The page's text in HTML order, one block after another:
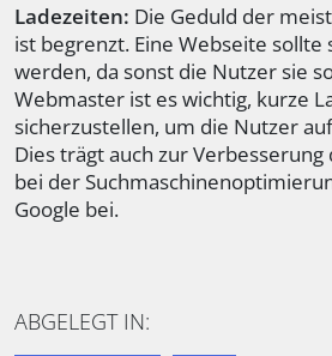
Ladezeiten: Die Geduld der
ist begrenzt. Eine Webseite sollte
werden, da sonst die Nutzer sie
Webmaster ist es wichtig, kurze
sicherzustellen, um die Nutzer
Dies trägt auch zur Verbesserung
bei der
Google bei.
ABGELEGT IN: